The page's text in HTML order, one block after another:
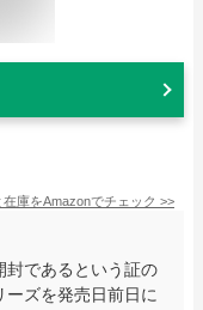
在庫をAmazonでチェック >>
封であるという証の
ズを発売日前日に